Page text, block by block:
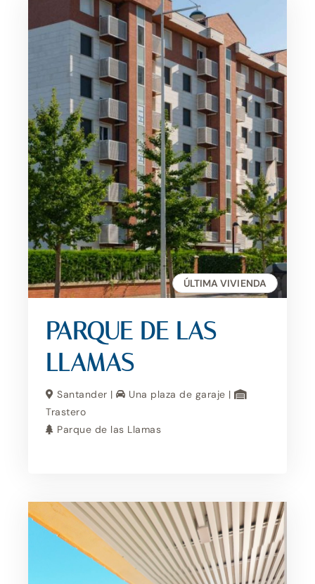
ÚLTIMA VIVIENDA
PARQUE DE LAS
LLAMAS
Santander |
Una plaza de garaje |
Trastero
Parque de las Llamas